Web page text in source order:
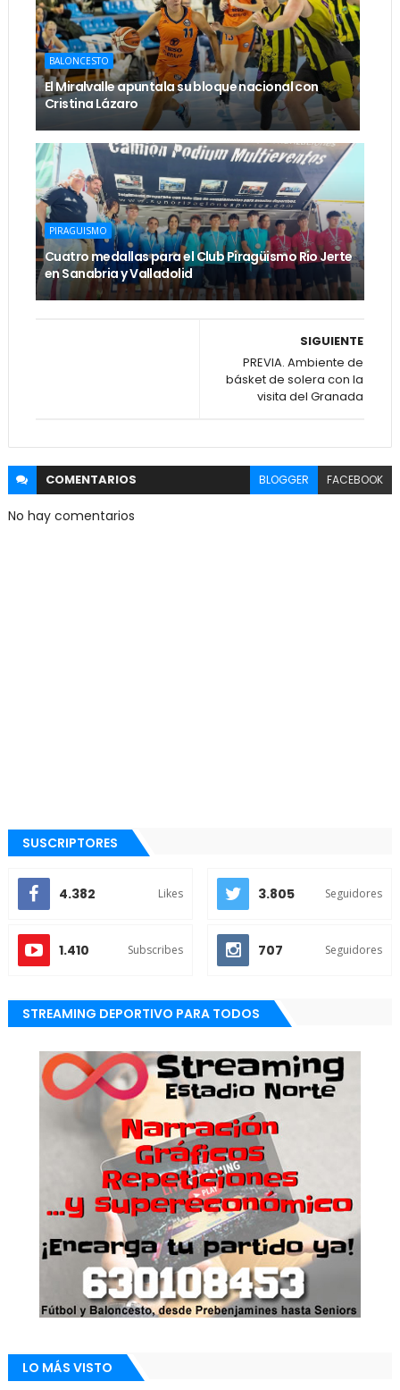
BALONCESTO
El Miralvalle apuntala su bloque nacional con
Cristina Lázaro
PIRAGUISMO
Cuatro medallas para el Club Piragüismo Rio Jerte
en Sanabria y Valladolid
SIGUIENTE
PREVIA. Ambiente de
básket de solera con la
visita del Granada
COMENTARIOS BLOGGER FACEBOOK
No hay comentarios
SUSCRIPTORES
4.382 Likes 3.805 Seguidores
1.410 Subscribes 707 Seguidores
STREAMING DEPORTIVO PARA TODOS
LO MÁS VISTO